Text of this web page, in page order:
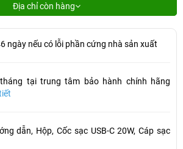
Địa chỉ còn hàng
ngày nếu có lỗi phần cứng nhà sản xuất
tại trung tâm bảo hành chính hãng
dẫn, Hộp, Cốc sạc USB-C 20W, Cáp sạc